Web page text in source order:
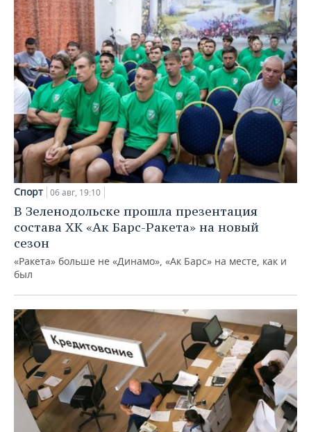
Спорт 06 авг, 19:10
В Зеленодольске прошла презентация
состава ХК «Ак Барс-Ракета» на новый
сезон
«Ракета» больше не «Динамо», «Ак Барс» на месте, как и
был